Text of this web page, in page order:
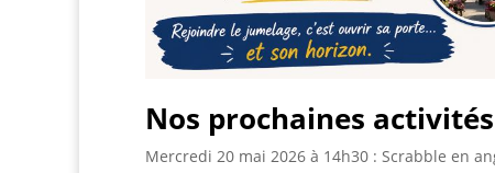
Nos prochaines activités
Mercredi 20 mai 2026 à 14h30 : Scrabble en